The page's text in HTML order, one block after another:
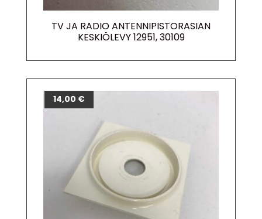
TV JA RADIO ANTENNIPISTORASIAN
KESKIÖLEVY 12951, 30109
14,00 €